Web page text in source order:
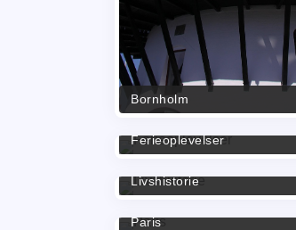
Bornholm
Ferieoplevelser
Livshistorie
Paris